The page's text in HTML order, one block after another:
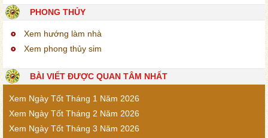
PHONG THỦY
Xem hướng làm nhà
Xem phong thủy sim
BÀI VIẾT ĐƯỢC QUAN TÂM NHẤT
Xem Ngày Tốt Tháng 1 Năm 2026
Xem Ngày Tốt Tháng 2 Năm 2026
Xem Ngày Tốt Tháng 3 Năm 2026